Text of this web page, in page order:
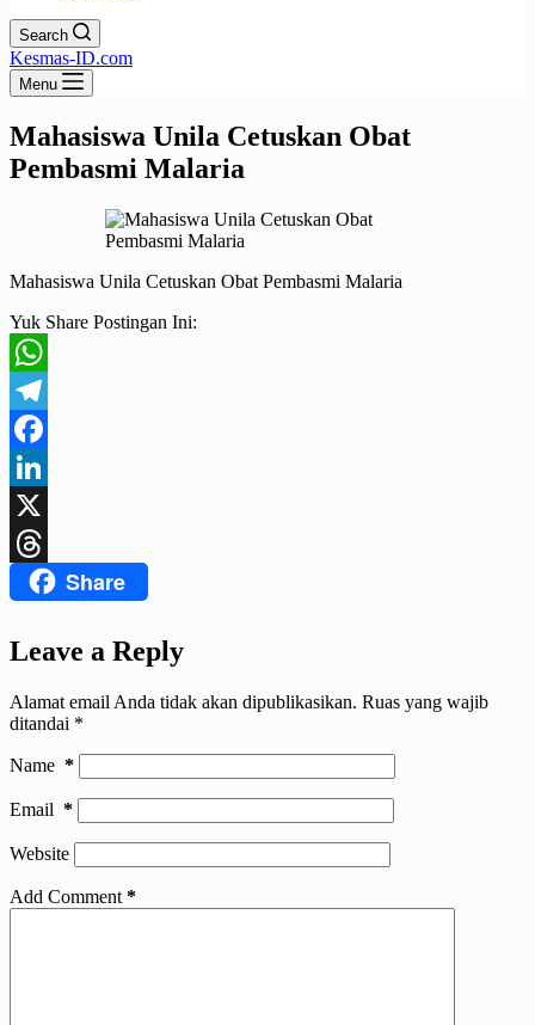
Search
Kesmas-ID.com
Menu
Mahasiswa Unila Cetuskan Obat
Pembasmi Malaria
Mahasiswa Unila Cetuskan Obat Pembasmi Malaria
Yuk Share Postingan Ini:
WhatsApp
Telegram
Facebook
LinkedIn
X
ThreadsShare
Leave a Reply
Alamat email Anda tidak akan dipublikasikan. Ruas yang wajib
ditandai *
Name *
Email *
Website
Add Comment *